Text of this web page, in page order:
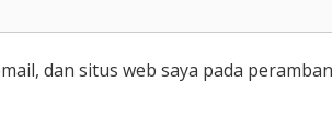
dan situs web saya pada